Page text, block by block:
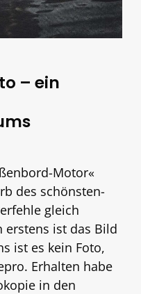
– ein
Motor«
des schönsten-
gleich
erstens ist das Bild
ist es kein Foto,
Erhalten habe
in den